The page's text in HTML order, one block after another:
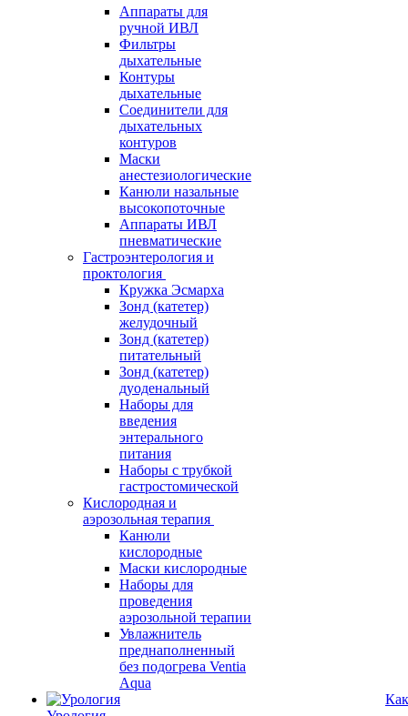
Аппараты для
ручной ИВЛ
Фильтры
дыхательные
Контуры
дыхательные
Соединители для
дыхательных
контуров
Маски
анестезиологические
Канюли назальные
высокопоточные
Аппараты ИВЛ
пневматические
Гастроэнтерология и
проктология
Кружка Эсмарха
Зонд (катетер)
желудочный
Зонд (катетер)
питательный
Зонд (катетер)
дуоденальный
Наборы для
введения
энтерального
питания
Наборы с трубкой
гастростомической
Кислородная и
аэрозольная терапия
Канюли
кислородные
Маски кислородные
Наборы для
проведения
аэрозольной терапии
Увлажнитель
преднаполненный
без подогрева Ventia
Aqua